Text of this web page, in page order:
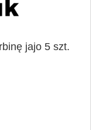
jajo 5 szt.